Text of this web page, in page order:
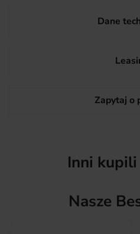
Dane
Zapytaj o
Inni
Nasze